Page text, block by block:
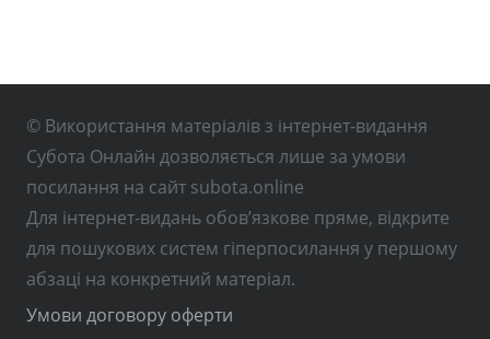
© Використання матеріалів з інтернет-видання
Субота Онлайн дозволяється лише за умови
посилання на сайт subota.online
Для інтернет-видань обов’язкове пряме, відкрите
для пошукових систем гіперпосилання у першому
абзаці на конкретний матеріал.
Умови договору оферти